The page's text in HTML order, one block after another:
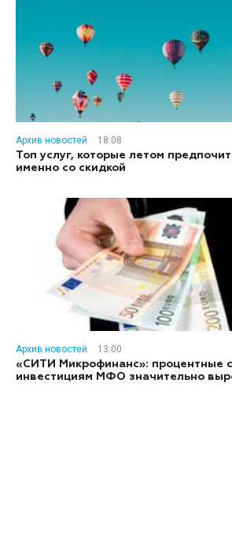
Архив новостей
18:08
Топ услуг, которые летом
именно со скидкой
Архив новостей
13:00
«СИТИ Микрофинанс»: процентные
инвестициям МФО значительно